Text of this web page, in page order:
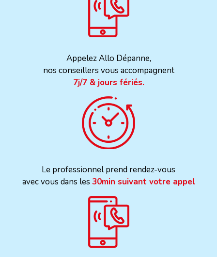
Appelez Allo Dépanne,
nos conseillers vous accompagnent
7j/7 & jours fériés.
Le professionnel prend rendez-vous
avec vous dans les 30min suivant votre appel